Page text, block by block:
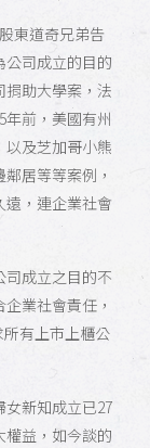
東道奇兄弟告
司成立的目的
捐助大學案，法
前，美國有州
以及芝加哥小熊
居等等案例，
，連企業社會
司成立之目的不
業社會責任，
有上市上櫃公
新知成立已27
益，如今談的